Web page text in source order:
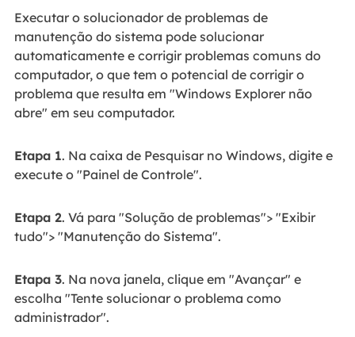
Executar o solucionador de problemas de
manutenção do sistema pode solucionar
automaticamente e corrigir problemas comuns do
computador, o que tem o potencial de corrigir o
problema que resulta em "Windows Explorer não
abre" em seu computador.
Etapa 1. Na caixa de Pesquisar no Windows, digite e
execute o "Painel de Controle".
Etapa 2. Vá para "Solução de problemas"> "Exibir
tudo"> "Manutenção do Sistema".
Etapa 3. Na nova janela, clique em "Avançar" e
escolha "Tente solucionar o problema como
administrador".